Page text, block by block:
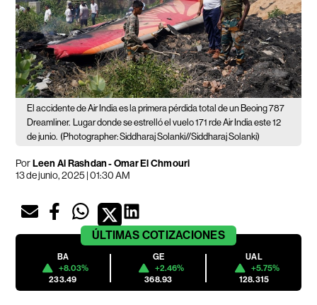
El accidente de Air India es la primera pérdida total de un Beoing 787
Dreamliner.
Lugar donde se estrelló el vuelo 171 rde Air India este 12
de junio. (Photographer: Siddharaj Solanki//Siddharaj Solanki)
PorLeen Al Rashdan - Omar El Chmouri
13 de junio, 2025 | 01:30 AM
ÚLTIMAS COTIZACIONES
BA
+8.03%
233.49
GE
+2.46%
368.93
UAL
+5.75%
128.315